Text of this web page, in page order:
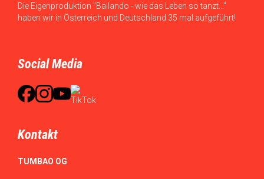
Die Eigenproduktion "Bailando - wie das Leben so tanzt..."
haben wir in Österreich und Deutschland 35 mal aufgeführt!
Social Media
Kontakt
TUMBAO OG